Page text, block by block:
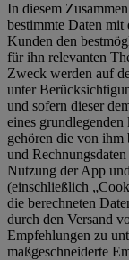
In diesem
bestimmte Daten
Kunden den
für ihn relevanten
Zweck werden auf
unter
und sofern dieser
eines
gehören die von ihm
und
Nutzung der App
(einschließlich
die berechneten
durch den Versand
Empfehlungen zu
maßgeschneiderte